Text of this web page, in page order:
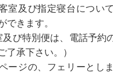
室及び指定寝台につい
できます。
及び特別便は、電話予約
了承下さい。）
ページの、フェリーとし